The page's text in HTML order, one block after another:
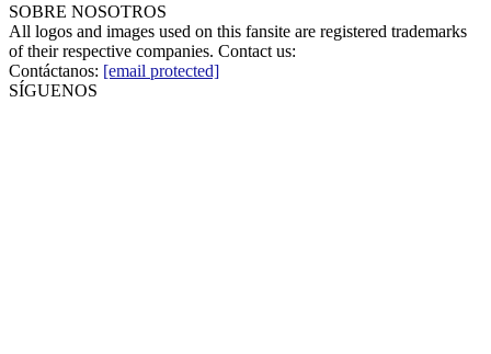
SOBRE NOSOTROS
All logos and images used on this fansite are registered trademarks
of their respective companies. Contact us:
Contáctanos: [email protected]
SÍGUENOS